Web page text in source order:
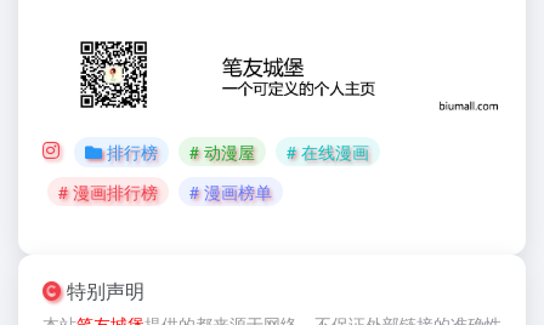
排行榜 # 动漫屋
# 在线漫画
# 漫画排行榜
# 漫画榜单
特别声明